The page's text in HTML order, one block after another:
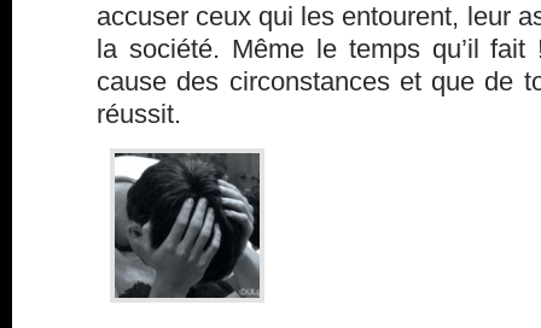
accuser ceux qui les entourent, leur
la société. Même le temps qu’il
cause des circonstances et que de
réussit.